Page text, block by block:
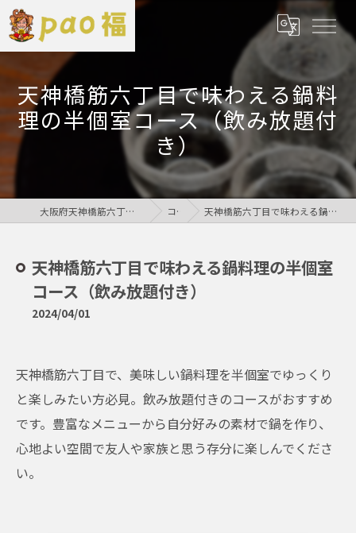
天神橋筋六丁目で味わえる鍋料
理の半個室コース（飲み放題付
き）
大阪府天神橋筋六丁目の居酒屋なら鶏居酒屋pao福 コラム 天神橋筋六丁目で味わえる鍋料理の半個室コース（飲み放題付き）
天神橋筋六丁目で味わえる鍋料理の半個室
コース（飲み放題付き）
2024/04/01
天神橋筋六丁目で、美味しい鍋料理を半個室でゆっくり
と楽しみたい方必見。飲み放題付きのコースがおすすめ
です。豊富なメニューから自分好みの素材で鍋を作り、
心地よい空間で友人や家族と思う存分に楽しんでくださ
い。